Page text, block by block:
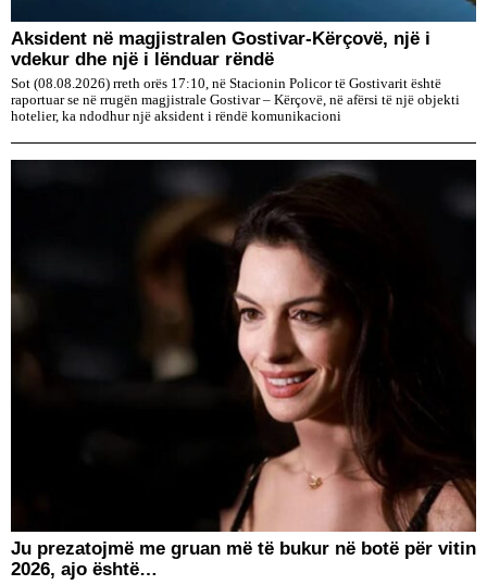
Aksident në magjistralen Gostivar-Kërçovë, një i
vdekur dhe një i lënduar rëndë
Sot (08.08.2026) rreth orës 17:10, në Stacionin Policor të Gostivarit është
raportuar se në rrugën magjistrale Gostivar – Kërçovë, në afërsi të një objekti
hotelier, ka ndodhur një aksident i rëndë komunikacioni
Ju prezatojmë me gruan më të bukur në botë për vitin
2026, ajo është…